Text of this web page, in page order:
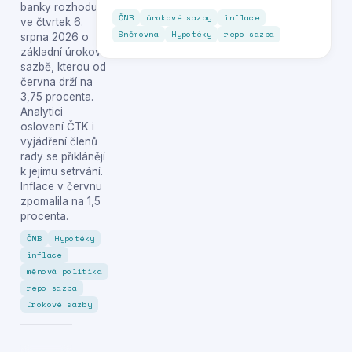
banky rozhoduje
ve čtvrtek 6.
srpna 2026 o
základní úrokové
sazbě, kterou od
června drží na
3,75 procenta.
Analytici
oslovení ČTK i
vyjádření členů
rady se přiklánějí
k jejímu setrvání.
Inflace v červnu
zpomalila na 1,5
procenta.
ČNB
Hypotéky
inflace
měnová politika
repo sazba
úrokové sazby
ČNB úrokové sazby
inflace
Sněmovna
Hypotéky repo sazba